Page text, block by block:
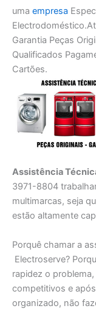
uma empresa
Garantia Peças
Qualificados
Cartões.
Assistência
3971-8804
multimarcas, seja
estão altamente
Porquê chamar a
Electroserve?
rapidez o
competitivos e
organizado, não